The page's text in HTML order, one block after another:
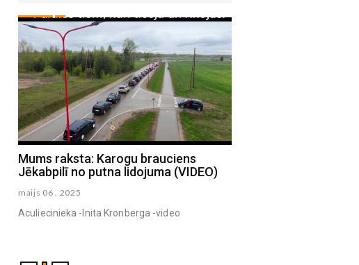
Mums raksta: Karogu brauciens
Jēkabpilī no putna lidojuma (VIDEO)
maijs 06 , 2025
Aculiecinieka -Inita Kronberga -video